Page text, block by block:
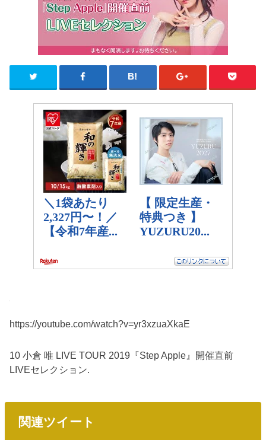
https://youtube.com/watch?v=yr3xzuaXkaE
10 小倉 唯 LIVE TOUR 2019『Step Apple』開催直前
LIVEセレクション.
関連ツイート